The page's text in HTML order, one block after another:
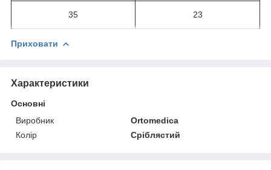
35 23
Приховати
Характеристики
Основні
Виробник
Ortomedica
Колір
Сріблястий